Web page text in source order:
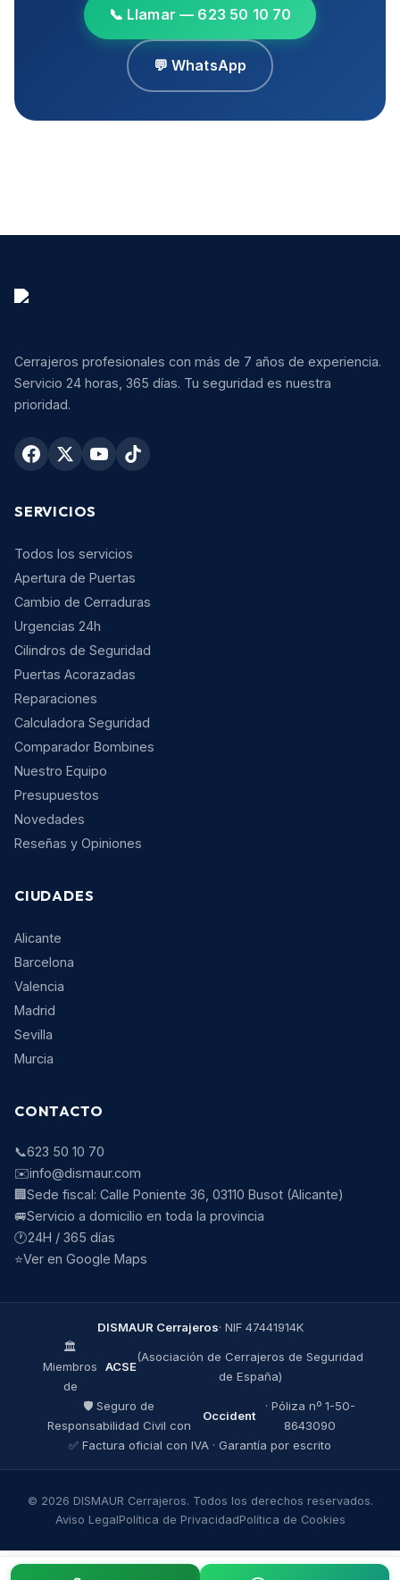
📞 Llamar — 623 50 10 70
💬 WhatsApp
Cerrajeros profesionales con más de 7 años de experiencia.
Servicio 24 horas, 365 días. Tu seguridad es nuestra
prioridad.
SERVICIOS
Todos los servicios
Apertura de Puertas
Cambio de Cerraduras
Urgencias 24h
Cilindros de Seguridad
Puertas Acorazadas
Reparaciones
Calculadora Seguridad
Comparador Bombines
Nuestro Equipo
Presupuestos
Novedades
Reseñas y Opiniones
CIUDADES
Alicante
Barcelona
Valencia
Madrid
Sevilla
Murcia
CONTACTO
📞623 50 10 70
✉️info@dismaur.com
🏢Sede fiscal: Calle Poniente 36 03110 Busot (Alicante)
🚐Servicio a domicilio en toda la provincia
🕐24H / 365 días
⭐Ver en Google Maps
DISMAUR Cerrajeros· NIF 47441914K
🏛️
Miembros
de
ACSE
(Asociación de Cerrajeros de Seguridad
de España)
🛡️ Seguro de
Responsabilidad Civil con
Occident
· Póliza nº 1-50-
8643090
✅ Factura oficial con IVA · Garantía por escrito
© 2026 DISMAUR Cerrajeros. Todos los derechos reservados.
Aviso LegalPolítica de PrivacidadPolítica de Cookies